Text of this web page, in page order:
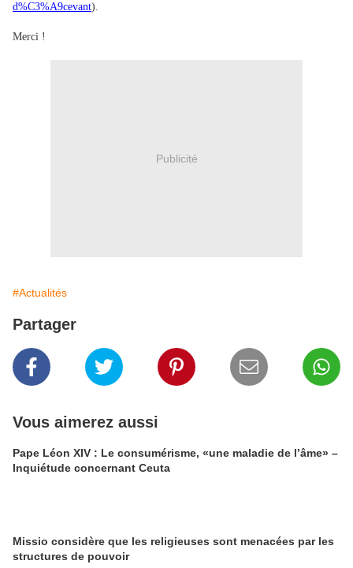
d%C3%A9cevant).
Merci !
Publicité
#Actualités
Partager
Vous aimerez aussi
Pape Léon XIV : Le consumérisme, «une maladie de l’âme» –
Inquiétude concernant Ceuta
Missio considère que les religieuses sont menacées par les
structures de pouvoir